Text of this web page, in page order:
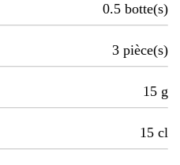
0.5 botte(s)
3 pièce(s)
15 g
15 cl